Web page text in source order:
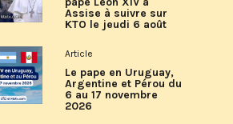
Assise à suivre sur
KTO le jeudi 6 août
Article
Le pape en Uruguay,
Argentine et Pérou du
6 au 17 novembre
2026